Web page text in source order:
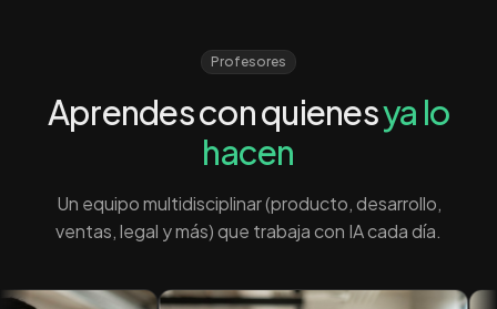
Profesores
Aprendes con quienesya lo
hacen
Un equipo multidisciplinar (producto, desarrollo,
ventas, legal y más) que trabaja con IA cada día.